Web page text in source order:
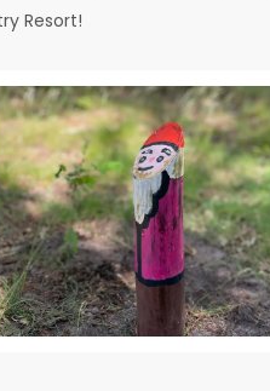
Resort!